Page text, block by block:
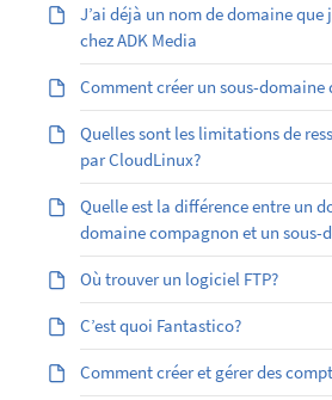
J’ai déjà un nom de domaine que
chez ADK Media
Comment créer un sous-domaine
Quelles sont les limitations de
par CloudLinux?
Quelle est la différence entre un
domaine compagnon et un sous-
Où trouver un logiciel FTP?
C’est quoi Fantastico?
Comment créer et gérer des